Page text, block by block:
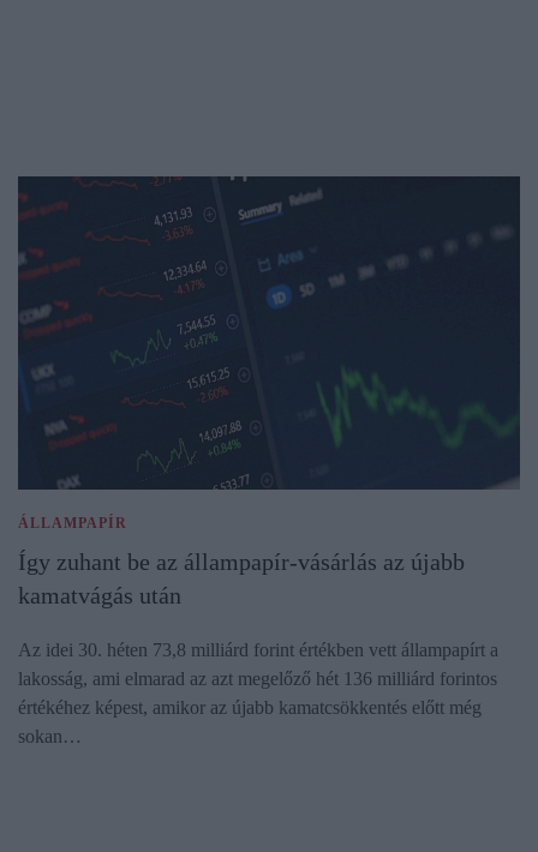
ÁLLAMPAPÍR
Így zuhant be az állampapír-vásárlás az újabb
kamatvágás után
Az idei 30. héten 73,8 milliárd forint értékben vett állampapírt a
lakosság, ami elmarad az azt megelőző hét 136 milliárd forintos
értékéhez képest, amikor az újabb kamatcsökkentés előtt még
sokan…